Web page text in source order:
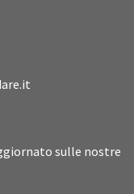
sulle nostre